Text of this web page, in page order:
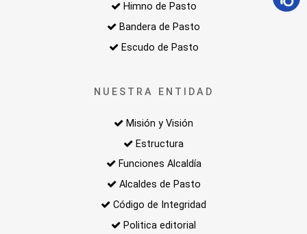
Himno de Pasto
Bandera de Pasto
Escudo de Pasto
NUESTRA ENTIDAD
Misión y Visión
Estructura
Funciones Alcaldía
Alcaldes de Pasto
Código de Integridad
Politica editorial